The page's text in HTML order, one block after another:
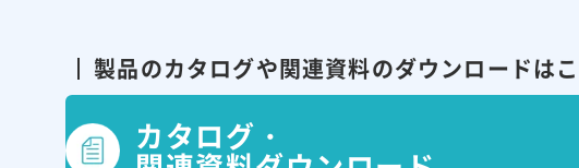
製品のカタログや関連資料のダウンロードは
カタログ・